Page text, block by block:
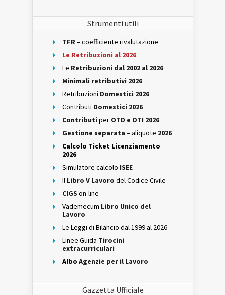
Strumenti utili
TFR– coefficiente rivalutazione
Le Retribuzioni al 2026
Le Retribuzioni dal 2002 al 2026
Minimali retributivi 2026
Retribuzioni Domestici 2026
Contributi Domestici 2026
Contributi per OTD e OTI 2026
Gestione separata – aliquote 2026
Calcolo Ticket Licenziamento
2026
Simulatore calcolo ISEE
Il Libro V Lavoro del Codice Civile
CIGS on-line
Vademecum Libro Unico del
Lavoro
Le Leggi di Bilancio dal 1999 al 2026
Linee Guida Tirocini
extracurriculari
Albo Agenzie per il Lavoro
Gazzetta Ufficiale